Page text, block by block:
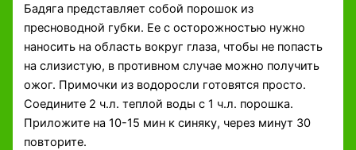
Бадяга представляет собой порошок из
пресноводной губки. Ее с осторожностью нужно
наносить на область вокруг глаза, чтобы не попасть
на слизистую, в противном случае можно получить
ожог. Примочки из водоросли готовятся просто.
Соедините 2 ч.л. теплой воды с 1 ч.л. порошка.
Приложите на 10-15 мин к синяку, через минут 30
повторите.